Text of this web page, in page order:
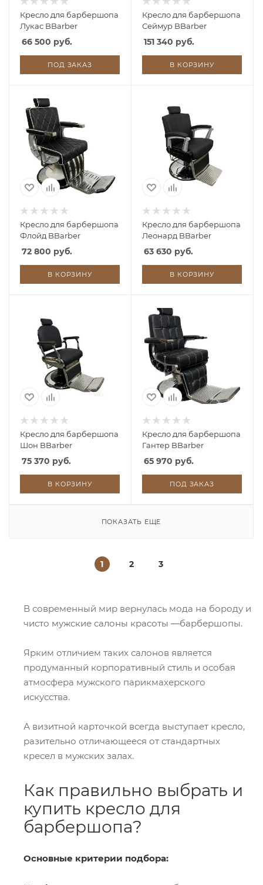
Кресло для барбершопа
Лукас BBarber
66 500 руб.
ПОД ЗАКАЗ
Кресло для барбершопа
Сеймур BBarber
151 340 руб.
В КОРЗИНУ
Кресло для барбершопа
Флойд BBarber
72 800 руб.
В КОРЗИНУ
Кресло для барбершопа
Леонард BBarber
63 630 руб.
В КОРЗИНУ
Кресло для барбершопа
Шон BBarber
75 370 руб.
В КОРЗИНУ
Кресло для барбершопа
Гантер BBarber
65 970 руб.
ПОД ЗАКАЗ
ПОКАЗАТЬ ЕЩЕ
1 2 3
В современный мир вернулась мода на бороду и
чисто мужские салоны красоты ―барбершопы.
Ярким отличием таких салонов является
продуманный корпоративный стиль и особая
атмосфера мужского парикмахерского
искусства.
А визитной карточкой всегда выступает кресло,
разительно отличающееся от стандартных
кресел в мужских залах.
Как правильно выбрать и
купить кресло для
барбершопа?
Основные критерии подбора: